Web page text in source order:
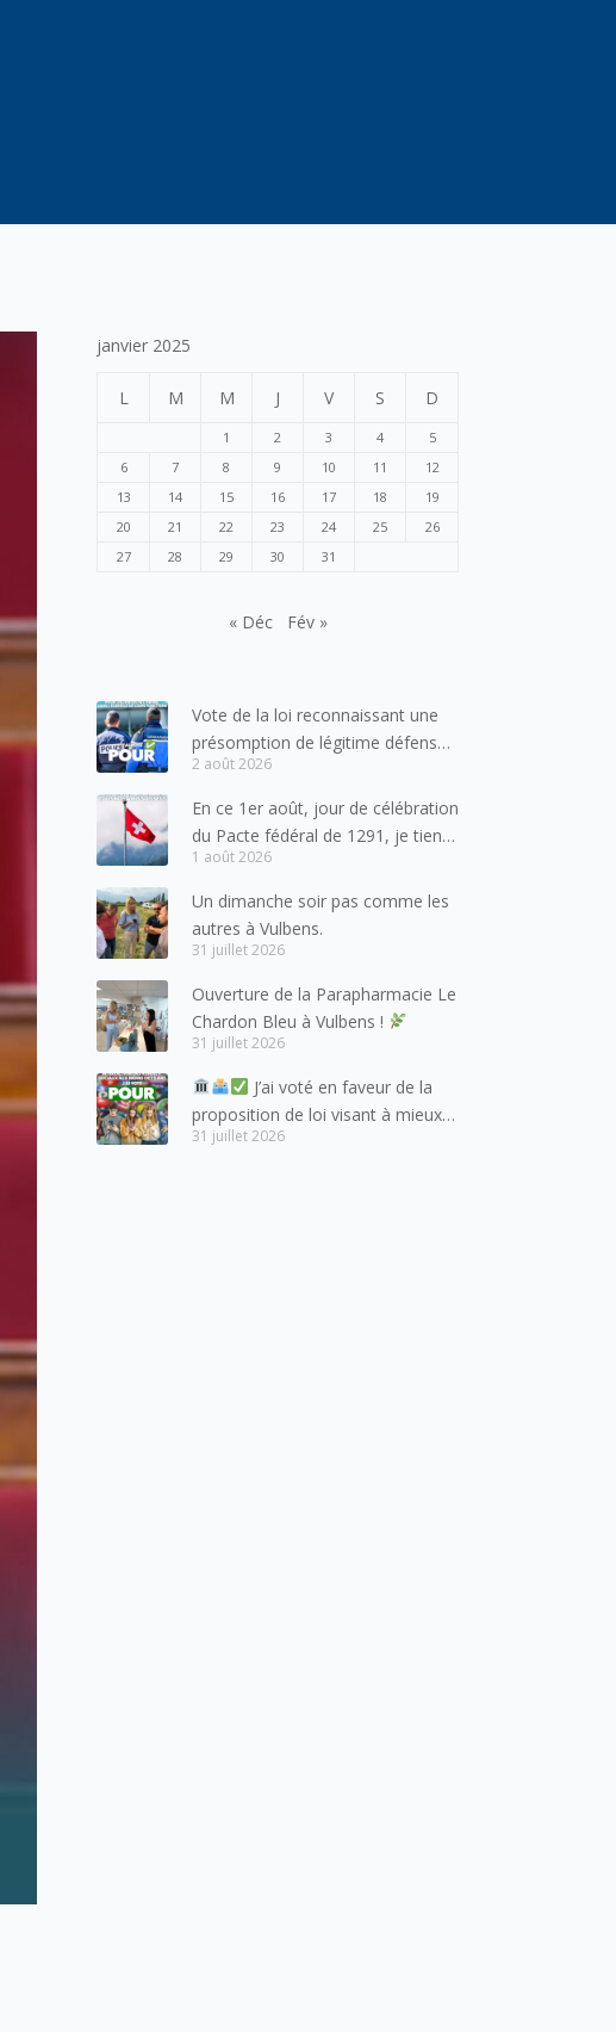
janvier 2025
L M M J V S D
1 2 3 4
5
6
7 8 9 10 11
12
13
14 15 16 17 18
19
20
21 22 23 24 25
26
27
28 29 30 31
« Déc Fév »
Vote de la loi reconnaissant une
présomption de légitime défense
pour les forces de l’ordre
2 août 2026
En ce 1er août, jour de célébration
du Pacte fédéral de 1291, je tiens
à adresser mes meilleures
salutations à nos voisins et amis
suisses, et plus particulièrement
aux habitants du bassin genevois
lesquels la Haute-Savoie
entretient des liens étroits et
quotidiens.
1 août 2026
Un dimanche soir pas comme les
autres à Vulbens.
31 juillet 2026
Ouverture de la Parapharmacie Le
Chardon Bleu à Vulbens !
31 juillet 2026
J’ai voté en faveur de la
proposition de loi visant à mieux
protéger les mineurs des risques
31 juillet 2026